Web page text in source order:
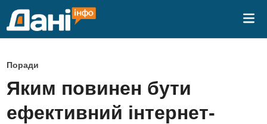
P
o
s
t
Поради
Яким повинен бути
ефективний інтернет-